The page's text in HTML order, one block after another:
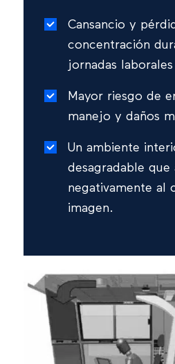
Cansancio y
concentración
jornadas laborales
Mayor riesgo de
manejo y daños
Un ambiente
desagradable que
negativamente al
imagen.